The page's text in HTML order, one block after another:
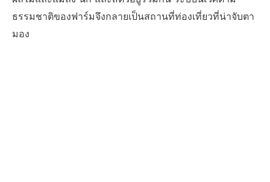
ธรรมชาติของฟาร์มจึงกลายเป็นสถานที่ท่องเที่ยวที่น่าจับตา
มอง